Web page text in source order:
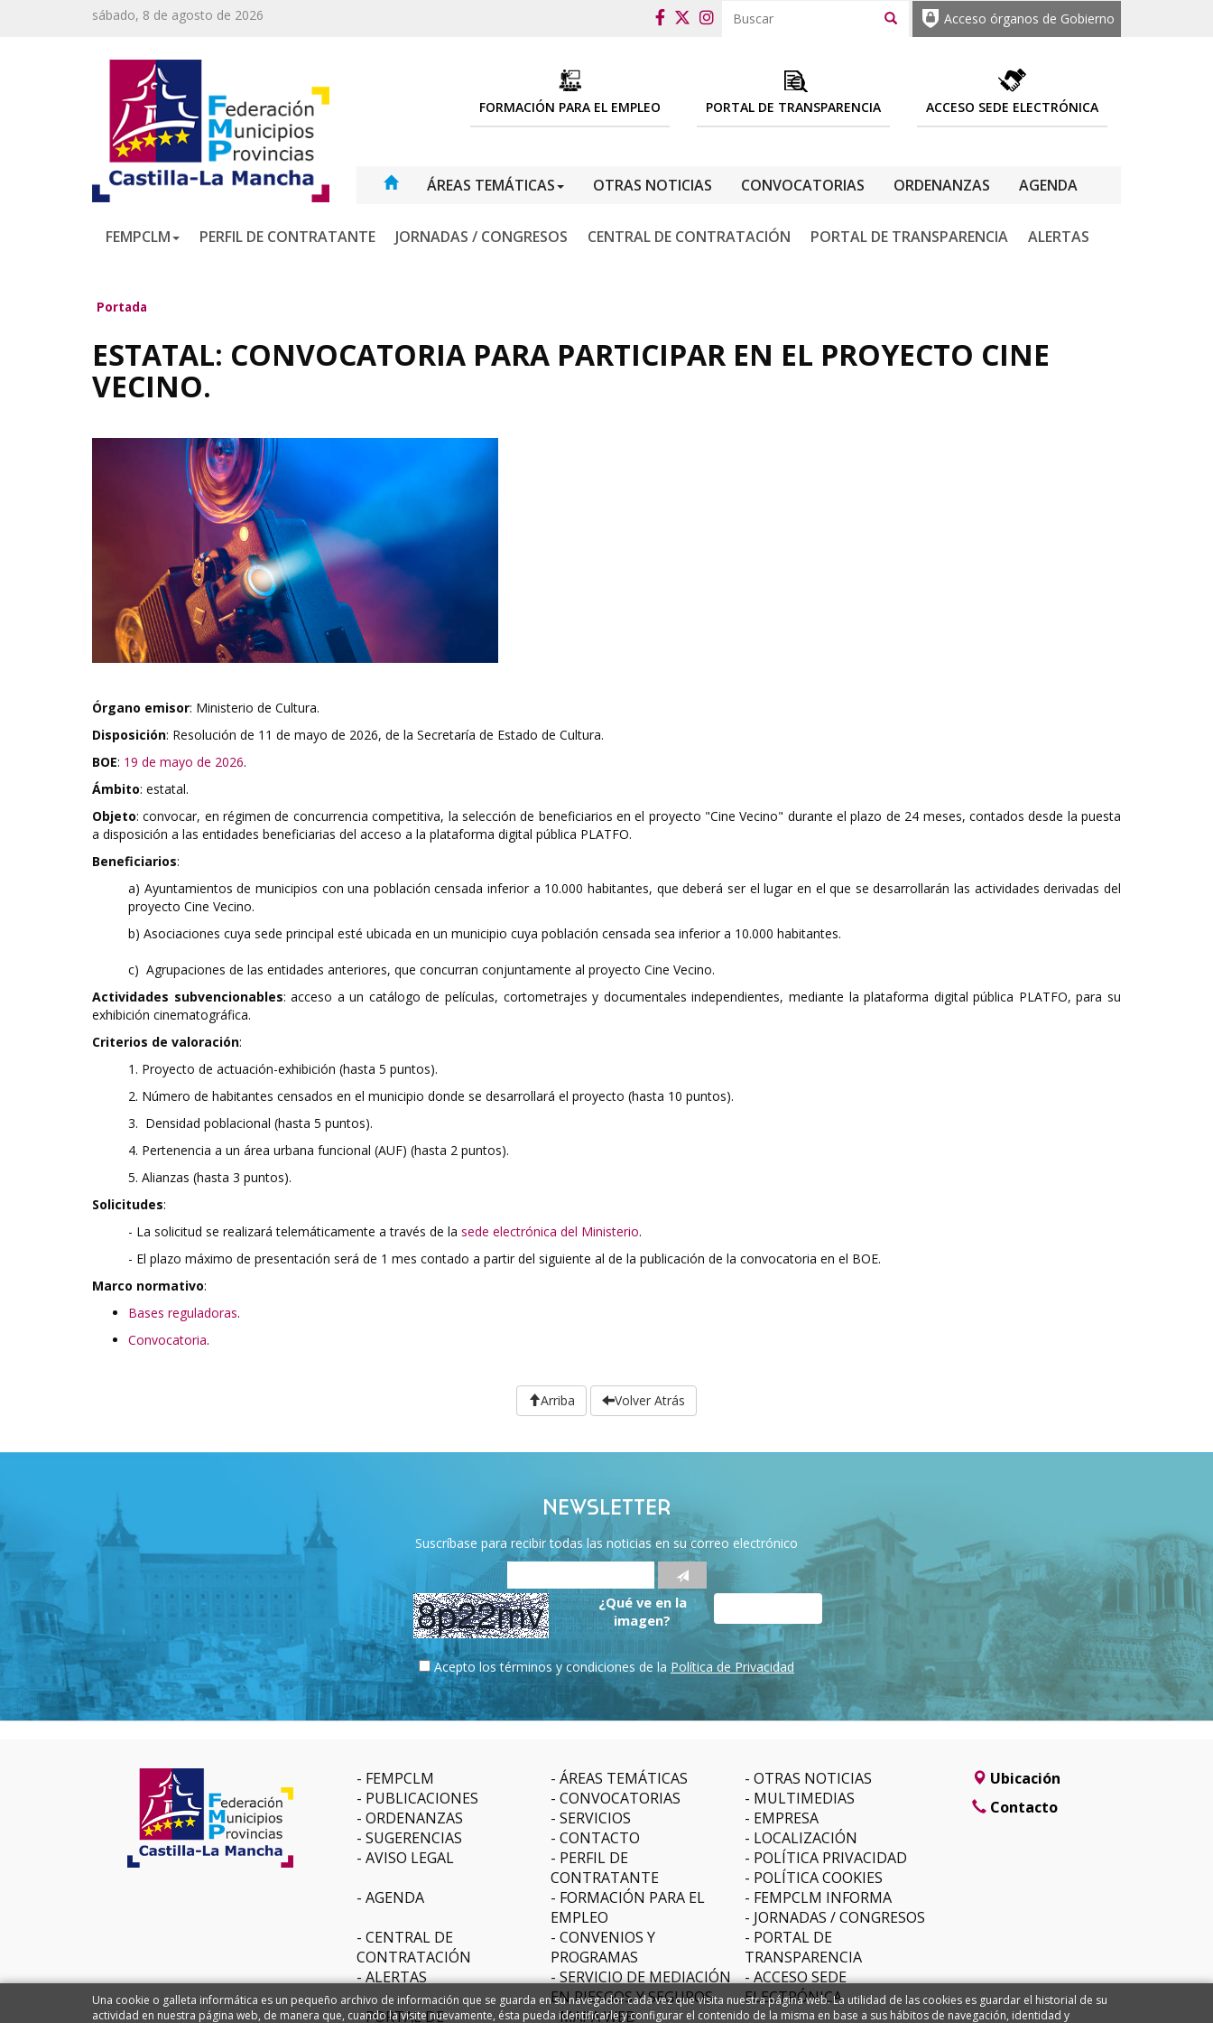
sábado, 8 de agosto de 2026 Acceso órganos de Gobierno
ACCESO SEDE ELECTRÓNICA
PORTAL DE TRANSPARENCIA
FORMACIÓN PARA EL EMPLEO
ÁREAS TEMÁTICAS OTRAS NOTICIAS CONVOCATORIAS ORDENANZAS AGENDA
FEMPCLM PERFIL DE CONTRATANTE JORNADAS / CONGRESOS CENTRAL DE CONTRATACIÓN PORTAL DE TRANSPARENCIA ALERTAS
Portada
ESTATAL: CONVOCATORIA PARA PARTICIPAR EN EL PROYECTO CINE
VECINO.
Órgano emisor: Ministerio de Cultura.
Disposición: Resolución de 11 de mayo de 2026, de la Secretaría de Estado de Cultura.
BOE: 19 de mayo de 2026.
Ámbito: estatal.
Objeto: convocar, en régimen de concurrencia competitiva, la selección de beneficiarios en el proyecto "Cine Vecino" durante el plazo de 24 meses, contados desde la puesta
a disposición a las entidades beneficiarias del acceso a la plataforma digital pública PLATFO.
Beneficiarios:
a) Ayuntamientos de municipios con una población censada inferior a 10.000 habitantes, que deberá ser el lugar en el que se desarrollarán las actividades derivadas del
proyecto Cine Vecino.
b) Asociaciones cuya sede principal esté ubicada en un municipio cuya población censada sea inferior a 10.000 habitantes.
c) Agrupaciones de las entidades anteriores, que concurran conjuntamente al proyecto Cine Vecino.
Actividades subvencionables: acceso a un catálogo de películas, cortometrajes y documentales independientes, mediante la plataforma digital pública PLATFO, para su
exhibición cinematográfica.
Criterios de valoración:
1. Proyecto de actuación-exhibición (hasta 5 puntos).
2. Número de habitantes censados en el municipio donde se desarrollará el proyecto (hasta 10 puntos).
3. Densidad poblacional (hasta 5 puntos).
4. Pertenencia a un área urbana funcional (AUF) (hasta 2 puntos).
5. Alianzas (hasta 3 puntos).
Solicitudes:
- La solicitud se realizará telemáticamente a través de la sede electrónica del Ministerio.
- El plazo máximo de presentación será de 1 mes contado a partir del siguiente al de la publicación de la convocatoria en el BOE.
Marco normativo:
Bases reguladoras.
Convocatoria.
Arriba Volver Atrás
NEWSLETTER
Suscríbase para recibir todas las noticias en su correo electrónico
¿Qué ve en la
imagen?
Acepto los términos y condiciones de la Política de Privacidad
FEMPCLM ÁREAS TEMÁTICAS
OTRAS NOTICIAS
PUBLICACIONES
CONVOCATORIAS
MULTIMEDIAS
ORDENANZAS
SERVICIOS
EMPRESA
SUGERENCIAS
CONTACTO
LOCALIZACIÓN
AVISO LEGAL
PERFIL DE
CONTRATANTE
POLÍTICA PRIVACIDAD
POLÍTICA COOKIES
AGENDA
FORMACIÓN PARA EL
EMPLEO
FEMPCLM INFORMA
JORNADAS / CONGRESOS
CENTRAL DE
CONTRATACIÓN
CONVENIOS Y
PROGRAMAS
PORTAL DE
TRANSPARENCIA
ALERTAS
SERVICIO DE MEDIACIÓN
EN RIESGOS Y SEGUROS
ACCESO SEDE
ELECTRÓNICA
PORTAL DE
MAPA WEB
Ubicación
Contacto
Una cookie o galleta informática es un pequeño archivo de información que se guarda en su navegador cada vez que visita nuestra página web. La utilidad de las cookies es guardar el historial de su
actividad en nuestra página web, de manera que, cuando la visite nuevamente, ésta pueda identificarle y configurar el contenido de la misma en base a sus hábitos de navegación, identidad y